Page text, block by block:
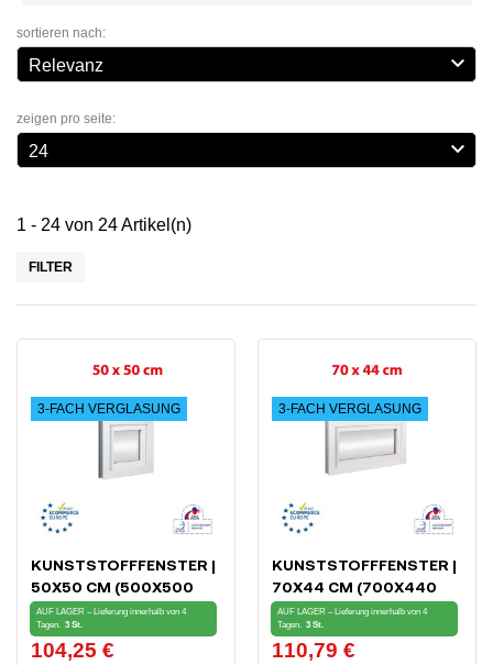
sortieren nach:
Relevanz 
zeigen pro seite:
24 
1 - 24 von 24 Artikel(n)
FILTER
3-FACH VERGLASUNG
KUNSTSTOFFFENSTER |
50X50 CM (500X500
MM) | WEISS | KIPP-F
ENSTER | 3-FACH V
ERGLASUNG
AUF LAGER – Lieferung innerhalb von 4
Tagen.
3 St.
Preis
104,25 €
3-FACH VERGLASUNG
KUNSTSTOFFFENSTER |
70X44 CM (700X440
MM) | WEISS | KIPP-F
ENSTER | 3-FACH V
ERGLASUNG
AUF LAGER – Lieferung innerhalb von 4
Tagen.
3 St.
Preis
110,79 €